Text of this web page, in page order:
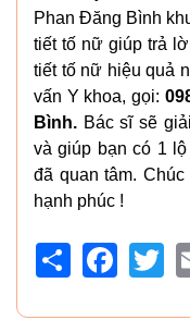
Phan Đăng Bình
tiết tố nữ giúp trả
tiết tố nữ hiệu quả
vấn Y khoa, gọi:
Bình. Bác sĩ sẽ
và giúp bạn có 1
đã quan tâm.
hạnh phúc !
Share Facebook